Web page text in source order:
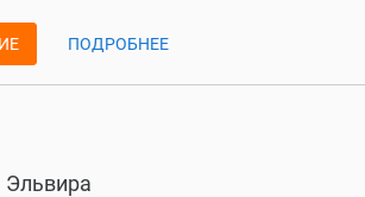
ПОДРОБНЕЕ
Эльвира